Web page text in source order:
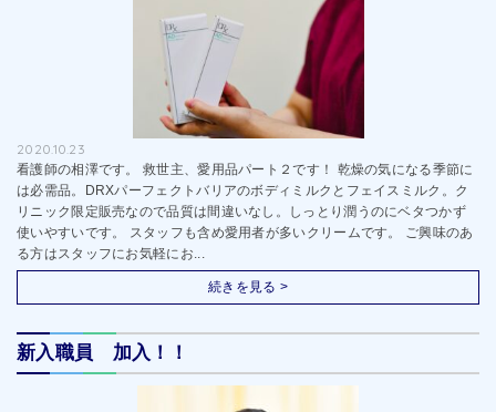
2020.10.23
看護師の相澤です。 救世主、愛用品パート２です！ 乾燥の気になる季節に
は必需品。DRXパーフェクトバリアのボディミルクとフェイスミルク。ク
リニック限定販売なので品質は間違いなし。しっとり潤うのにベタつかず
使いやすいです。 スタッフも含め愛用者が多いクリームです。 ご興味のあ
る方はスタッフにお気軽にお...
続きを見る >
新入職員 加入！！